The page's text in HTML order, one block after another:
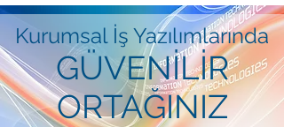
Kurumsal İş Yazılımlarında
GÜVENİLİR
ORTAĞINIZ